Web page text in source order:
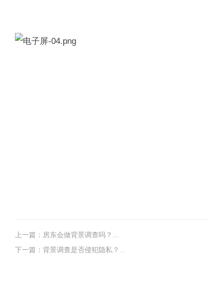
上一篇：房东会做背景调查吗？...
下一篇：背景调查是否侵犯隐私？...